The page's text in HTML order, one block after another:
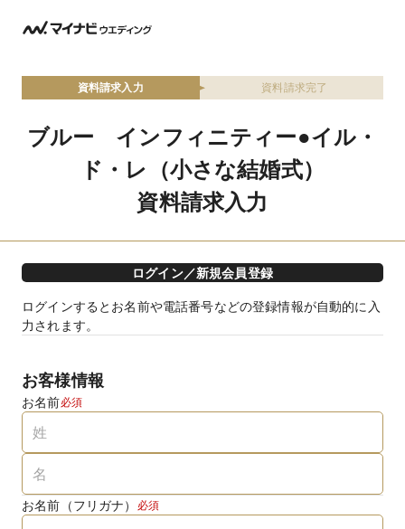
資料請求入力 資料請求完了
ブルー インフィニティー●イル・
ド・レ（小さな結婚式）
資料請求入力
ログイン／新規会員登録
ログインするとお名前や電話番号などの登録情報が自動的に入
力されます。
お客様情報
お名前必須
お名前（フリガナ） 必須